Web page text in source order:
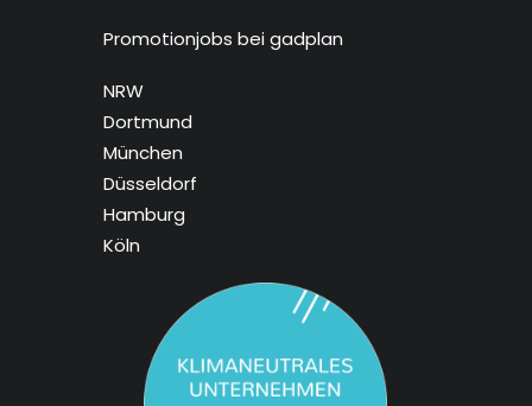
Promotionjobs bei gadplan
NRW
Dortmund
München
Düsseldorf
Hamburg
Köln